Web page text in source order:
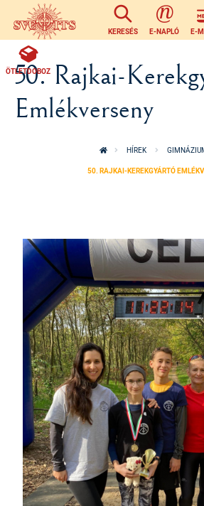
Ugrás a tartalomra
KERESÉS E-NAPLÓ E-
ÖTLETDOBOZ
50. Rajkai-
Emlékverseny
HÍREK
50. RAJKAI-KEREKGYÁRTÓ